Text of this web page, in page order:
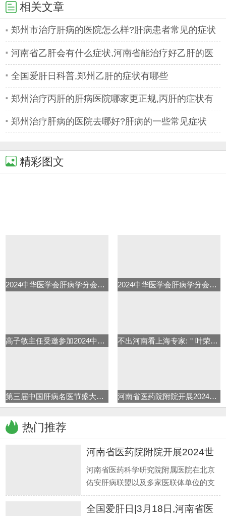
相关文章
郑州市治疗肝病的医院怎么样?肝病患者常见的症状
有哪些
河南省乙肝会有什么症状,河南省能治疗好乙肝的医
院全国爱肝日科普,郑州乙肝的症状有哪些
郑州治疗丙肝的肝病医院哪家更正规,丙肝的症状有
哪些
郑州治疗肝病的医院去哪好?肝病的一些常见症状
精彩图文
2024中华医学会肝病学分会学术年 2024中华医学会肝病学分会学术年
高子敏主任受邀参加2024中华医学 不出河南看上海专家:＂叶荣森肝
第三届中国肝病名医节盛大启动 河南省医药院附院开展2024世界肝
热门推荐
河南省医药院附院开展2024世
界肝
河南省医药科学研究院附属医院在北京
佑安肝病联盟以及多家医联体单位的支
持下,在乙肝临床治愈专病门诊稳定推进
的同时
全国爱肝日|3月18日,河南省医